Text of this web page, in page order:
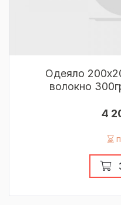
Одеяло
волокно
4